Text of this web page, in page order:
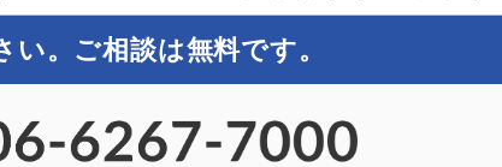
。ご相談は無料です。